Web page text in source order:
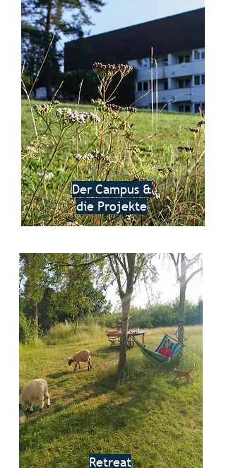
Der Campus &
die Projekte
Retreat